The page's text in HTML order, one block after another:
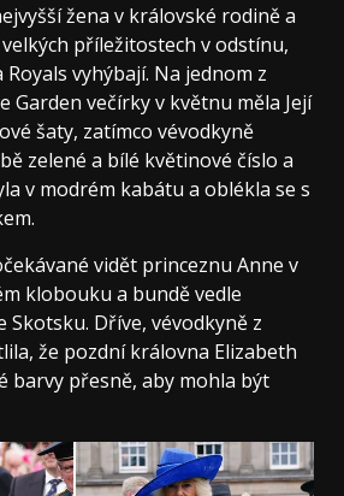
žena v královské rodině a
příležitostech v odstínu,
vyhýbají. Na jednom z
Garden večírky v květnu měla Její
šaty, zatímco vévodkyně
zelené a bílé květinové číslo a
v modrém kabátu a oblékla se s
vidět princeznu Anne v
klobouku a bundě vedle
Skotsku. Dříve, vévodkyně z
že pozdní královna Elizabeth
barvy přesně, aby mohla být